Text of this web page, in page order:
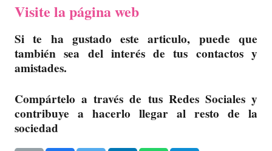
Visite la página web
Si te ha gustado este articulo, puede que
también sea del interés de tus contactos y
amistades.
Compártelo a través de tus Redes Sociales y
contribuye a hacerlo llegar al resto de la
sociedad